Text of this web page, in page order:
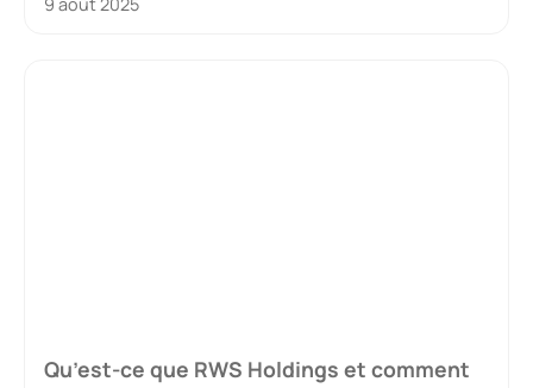
Qu’est-ce que RWS Holdings et comment